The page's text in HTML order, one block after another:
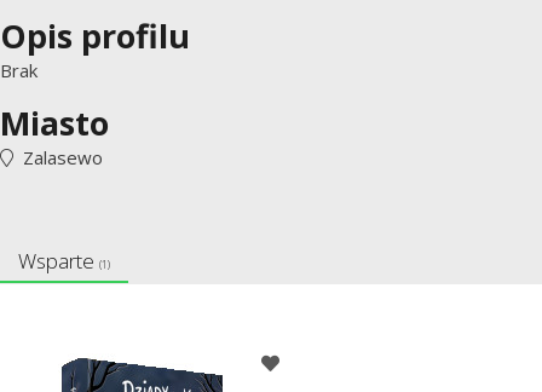
Opis profilu
Brak
Miasto
Zalasewo
Wsparte (1)